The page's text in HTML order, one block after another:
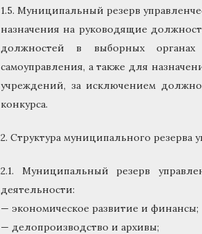
1.5. Муниципальный резерв
назначения на руководящие
должностей в выборных
самоуправления, а также для
учреждений, за исключением
конкурса.
2. Структура муниципального резерва
2.1. Муниципальный резерв
деятельности:
— экономическое развитие и финансы;
— делопроизводство и архивы;